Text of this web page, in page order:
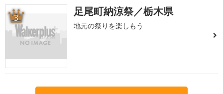
3 足尾町納涼祭／栃木県
地元の祭りを楽しもう